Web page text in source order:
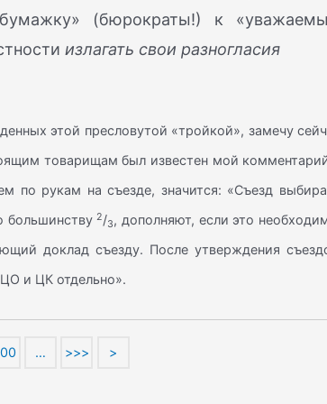
(бюрократы!) к
излагать свои разногласия
этой пресловутой «тройкой», замечу
товарищам был известен мой
по рукам на съезде, значится: «Съезд
большинству2/3, дополняют, если это
доклад съезду. После утверждения
и ЦК отдельно».
… >>> >